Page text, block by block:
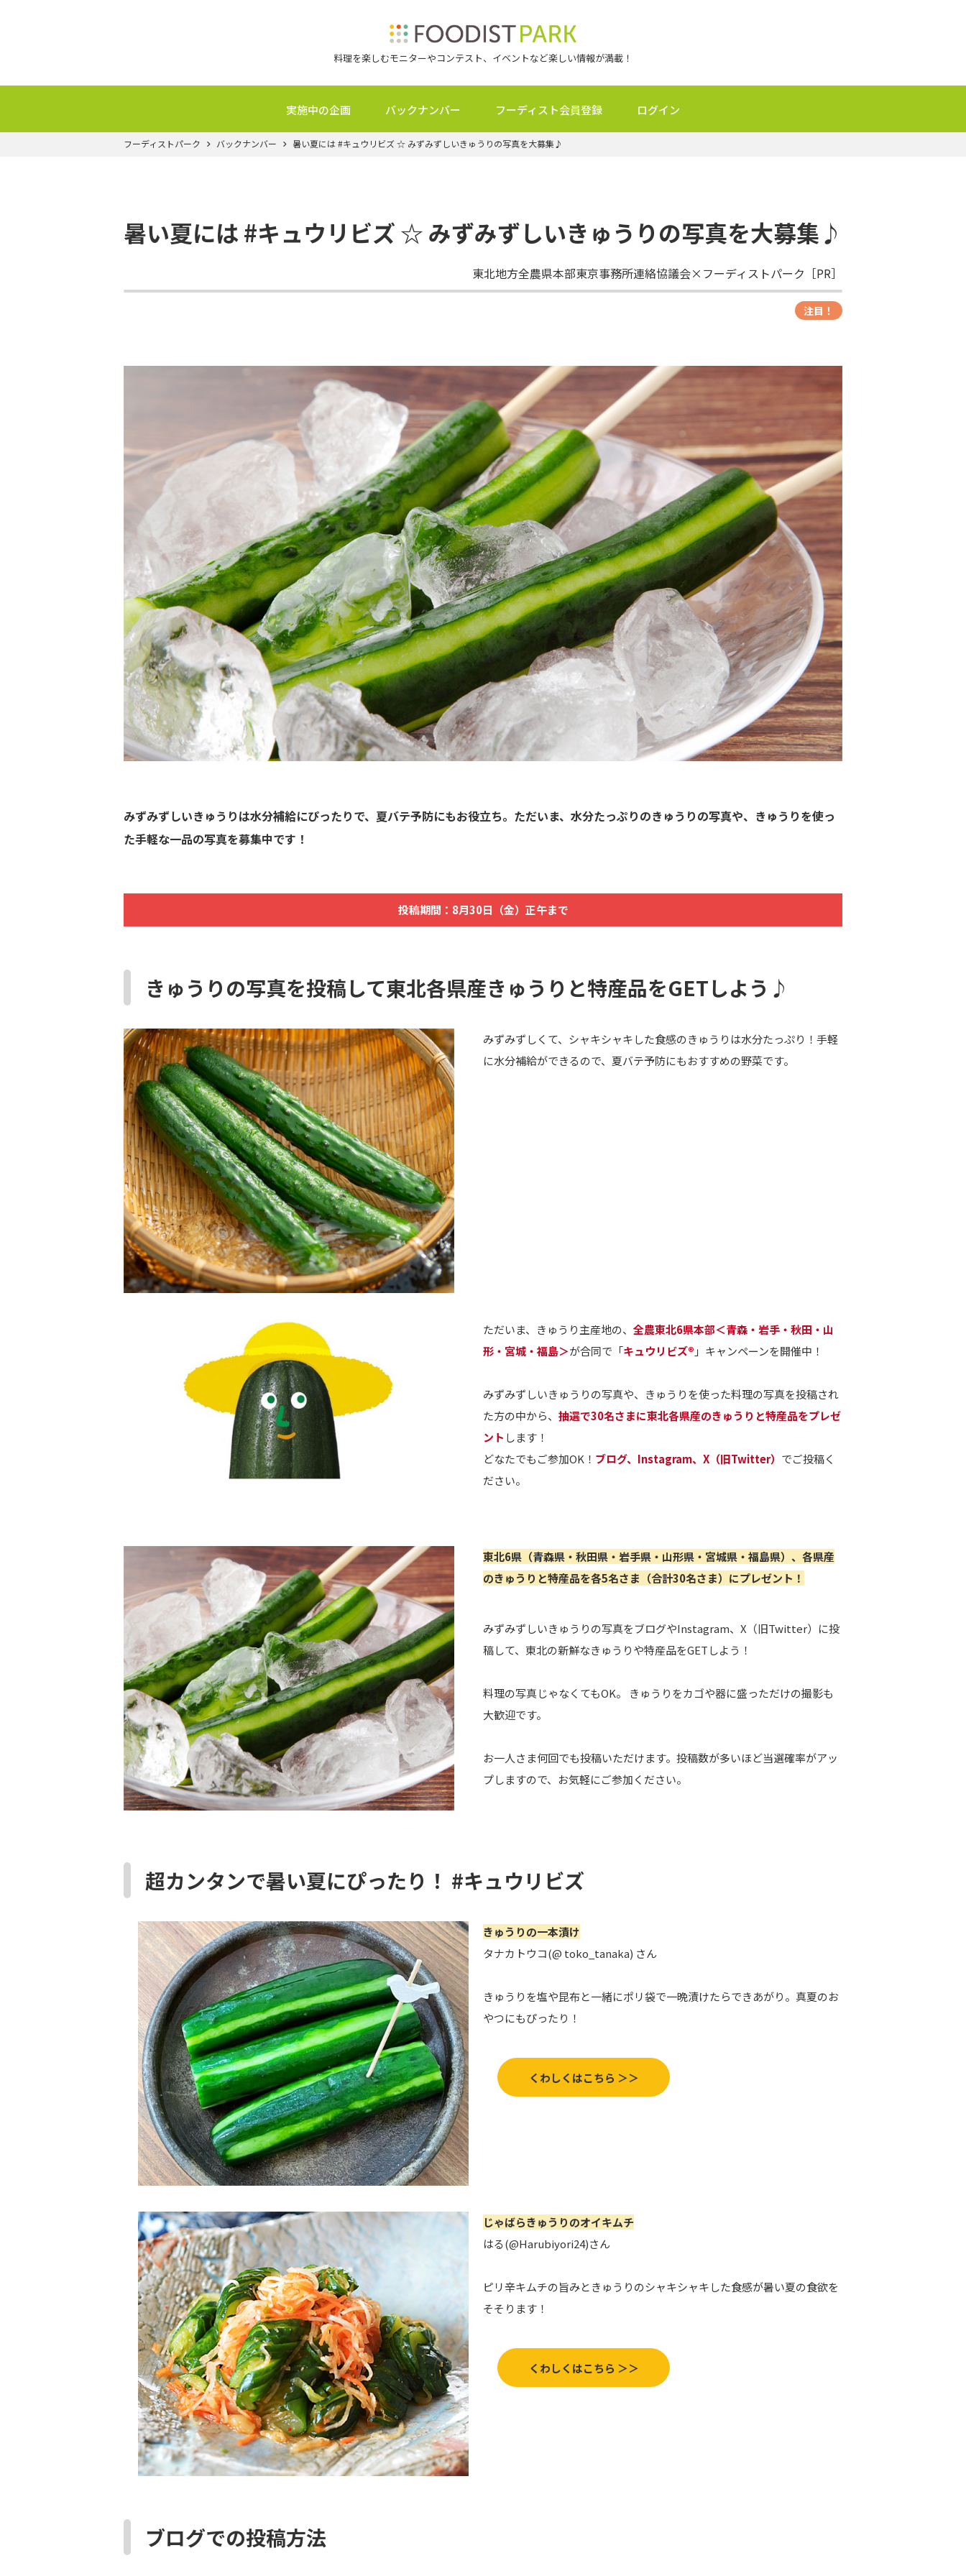
料理を楽しむモニターやコンテスト、イベントなど楽しい情報が満載！
実施中の企画 バックナンバー フーディスト会員登録 ログイン
フーディストパーク バックナンバー 暑い夏には #キュウリビズ ☆ みずみずしいきゅうりの写真を大募集♪
暑い夏には #キュウリビズ ☆ みずみずしいきゅうりの写真を大募集♪
東北地方全農県本部東京事務所連絡協議会×フーディストパーク［PR］
注目！
みずみずしいきゅうりは水分補給にぴったりで、夏バテ予防にもお役立ち。ただいま、水分たっぷりのきゅうりの写真や、きゅうりを使っ
た手軽な一品の写真を募集中です！
投稿期間：8月30日（金）正午まで
きゅうりの写真を投稿して東北各県産きゅうりと特産品をGETしよう♪
みずみずしくて、シャキシャキした食感のきゅうりは水分たっぷり！手軽
に水分補給ができるので、夏バテ予防にもおすすめの野菜です。
ただいま、きゅうり主産地の、 全農東北6県本部＜青森・岩手・秋田・山
形・宮城・福島＞が合同で「キュウリビズ® 」キャンペーンを開催中！
みずみずしいきゅうりの写真や、きゅうりを使った料理の写真を投稿され
た方の中から、 抽選で30名さまに東北各県産のきゅうりと特産品をプレゼ
ント します！
どなたでもご参加OK！ ブログ、Instagram、X（旧Twitter） でご投稿く
ださい。
東北6県（青森県・秋田県・岩手県・山形県・宮城県・福島県）、各県産
のきゅうりと特産品を各5名さま（合計30名さま）にプレゼント！
みずみずしいきゅうりの写真をブログやInstagram、X（旧Twitter）に投
稿して、東北の新鮮なきゅうりや特産品をGETしよう！
料理の写真じゃなくてもOK。 きゅうりをカゴや器に盛っただけの撮影も
大歓迎です。
お一人さま何回でも投稿いただけます。投稿数が多いほど当選確率がアッ
プしますので、お気軽にご参加ください。
超カンタンで暑い夏にぴったり！ #キュウリビズ
きゅうりの一本漬け
タナカトウコ(@ toko_tanaka) さん
きゅうりを塩や昆布と一緒にポリ袋で一晩漬けたらできあがり。真夏のお
やつにもぴったり！
くわしくはこちら ＞＞
じゃばらきゅうりのオイキムチ
はる(@Harubiyori24)さん
ピリ辛キムチの旨みときゅうりのシャキシャキした食感が暑い夏の食欲を
そそります！
くわしくはこちら ＞＞
ブログでの投稿方法